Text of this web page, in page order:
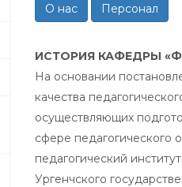
О нас Персонал
ИСТОРИЯ КАФЕДРЫ
На основании
качества
осуществляющих
сфере педагогического
педагогический
Ургенчского